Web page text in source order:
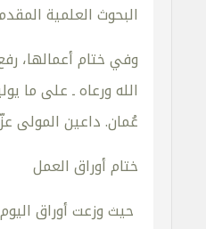
البحوث العلمية
وفي ختام أعمالها،
الله ورعاه ـ على ما
عُمان. داعين المولى
ختام أوراق العمل
حيث وزعت أوراق